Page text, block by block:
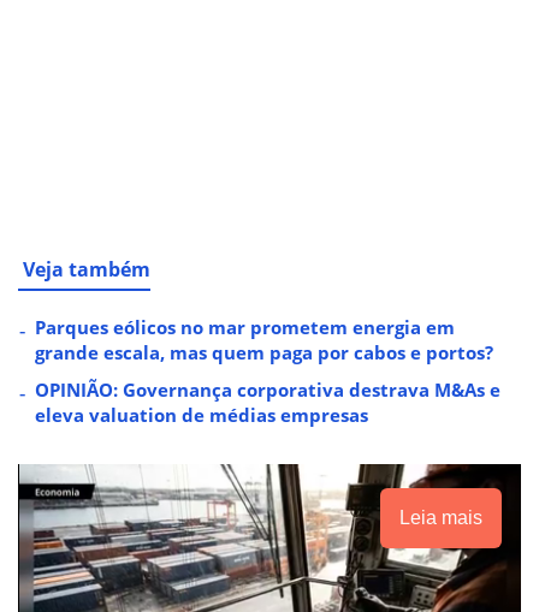
Veja também
Parques eólicos no mar prometem energia em
grande escala, mas quem paga por cabos e portos?
OPINIÃO: Governança corporativa destrava M&As e
eleva valuation de médias empresas
Leia mais